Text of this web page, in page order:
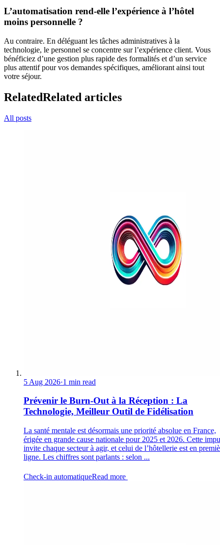
L’automatisation rend-elle l’expérience à l’hôtel
moins personnelle ?
Au contraire. En déléguant les tâches administratives à la
technologie, le personnel se concentre sur l’expérience client. Vous
bénéficiez d’une gestion plus rapide des formalités et d’un service
plus attentif pour vos demandes spécifiques, améliorant ainsi tout
votre séjour.
RelatedRelated articles
All posts
5 Aug 2026·1 min read
Prévenir le Burn-Out à la Réception : La
Technologie, Meilleur Outil de Fidélisation
La santé mentale est désormais une priorité absolue en France,
érigée en grande cause nationale pour 2025 et 2026. Cette
invite chaque secteur à agir, et celui de l’hôtellerie est en
ligne. Les chiffres sont parlants : selon ...
Check-in automatiqueRead more